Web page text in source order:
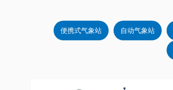
便携式气象站 自动气象站